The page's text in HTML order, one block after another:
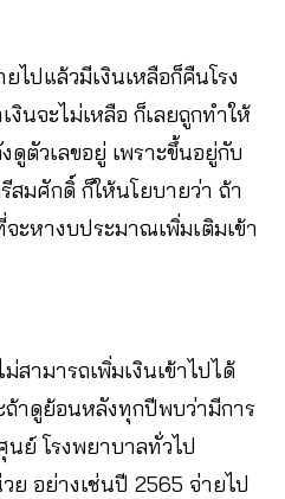
ปแล้วมีเงินเหลือก็คืนโรง
นจะไม่เหลือ ก็เลยถูกทำให้
ดูตัวเลขอยู่ เพราะขึ้นอยู่กับ
มศักดิ์ ก็ให้นโยบายว่า ถ้า
ะหางบประมาณเพิ่มเติมเข้า
สามารถเพิ่มเงินเข้าไปได้
ถ้าดูย้อนหลังทุกปีพบว่ามีการ
นย์ โรงพยาบาลทั่วไป
อย่างเช่นปี 2565 จ่ายไป